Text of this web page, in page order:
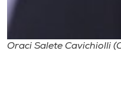
Oraci Salete Cavichiolli